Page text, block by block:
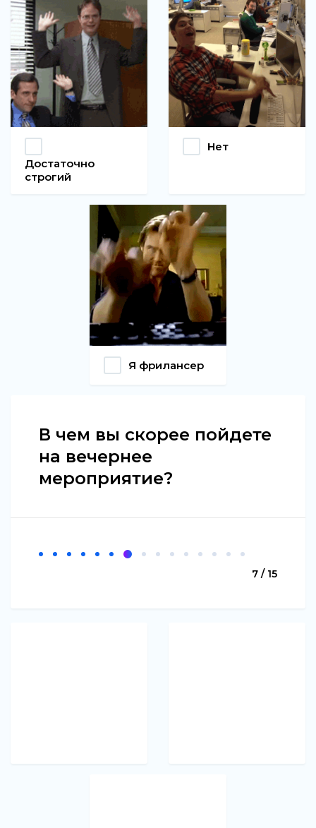
Достаточно
строгий
Нет
Я фрилансер
В чем вы скорее пойдете
на вечернее
мероприятие?
7 / 15